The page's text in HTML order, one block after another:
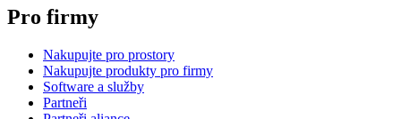
Pro firmy
Nakupujte pro prostory
Nakupujte produkty pro firmy
Software a služby
Partneři